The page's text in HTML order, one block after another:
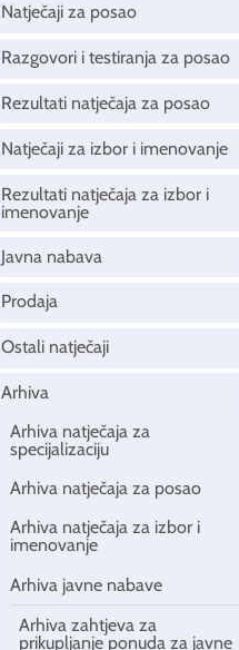
Natječaji za posao
Razgovori i testiranja za posao
Rezultati natječaja za posao
Natječaji za izbor i imenovanje
Rezultati natječaja za izbor i
imenovanje
Javna nabava
Prodaja
Ostali natječaji
Arhiva
Arhiva natječaja za
specijalizaciju
Arhiva natječaja za posao
Arhiva natječaja za izbor i
imenovanje
Arhiva javne nabave
Arhiva zahtjeva za
prikupljanje ponuda za javne